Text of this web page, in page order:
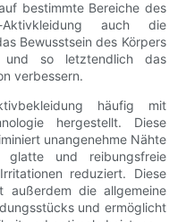
bestimmte Bereiche des
Aktivkleidung auch die
Bewusstsein des Körpers
so letztendlich das
verbessern.
häufig mit
hergestellt. Diese
unangenehme Nähte
und reibungsfreie
reduziert. Diese
außerdem die allgemeine
und ermöglicht